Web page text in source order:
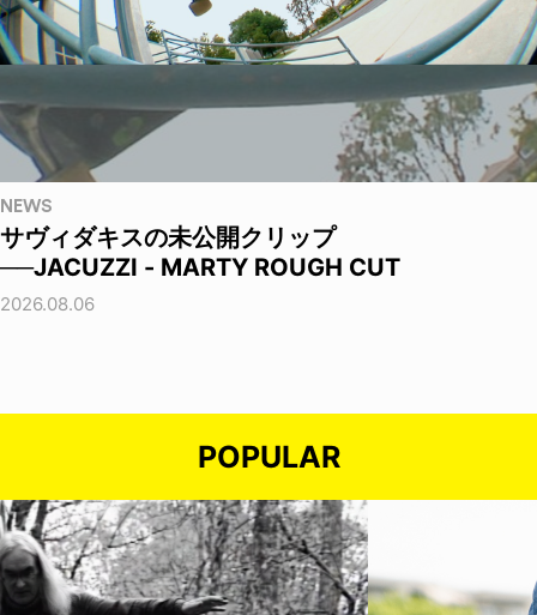
NEWS
サヴィダキスの未公開クリップ
──JACUZZI - MARTY ROUGH CUT
2026.08.06
POPULAR